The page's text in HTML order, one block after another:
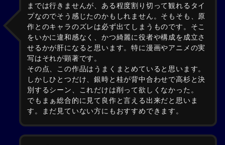
までは行きませんが、ある程度割り切って観れるタイ
プなのでそう感じたのかもしれません。そもそも、原
作とのキャラのズレは必ず出てしまうものです。そこ
をいかに違和感なく、かつ綺麗に役者や構成を成立さ
せるかが肝になると思います。特に漫画やアニメの実
写はそれが顕著です。
その点、この作品はうまくまとめていると思います。
しかしひとつだけ、銀時と桂が背中合わせで高杉と決
別するシーン、これだけは削って欲しくなかった。
でもまぁ総合的に見て良作と言える出来だと思いま
す。まだ見ていない方にもおすすめできます。